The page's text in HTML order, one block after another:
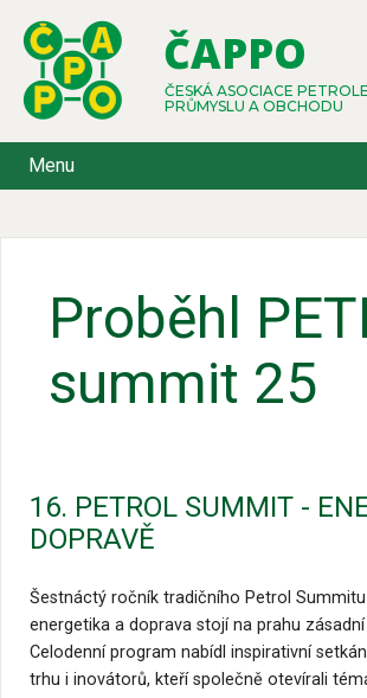
ČAPPO
ČESKÁ ASOCIACE
PRŮMYSLU A OBCHODU
Menu
Proběhl
summit 25
16. PETROL SUMMIT -
DOPRAVĚ
Šestnáctý ročník tradičního Petrol
energetika a doprava stojí na prahu
Celodenní program nabídl inspirativní
trhu i inovátorů, kteří společně otevírali